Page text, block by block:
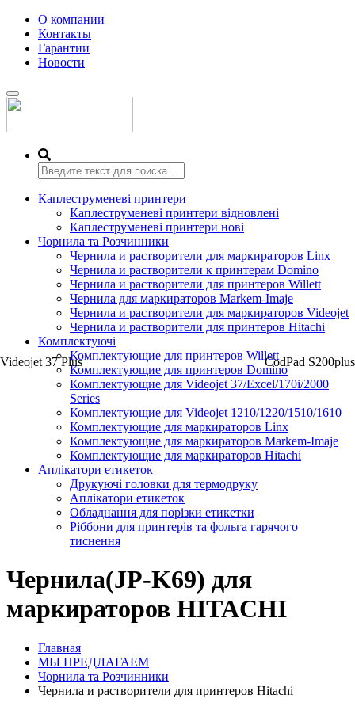
О компании
Контакты
Гарантии
Новости
Переключить
навигацию
Каплеструменеві принтери
Каплеструменеві принтери відновлені
Каплеструменеві принтери нові
Чорнила та Розчинники
Чернила и растворители для маркираторов Linx
Чернила и растворители к принтерам Domino
Чернила и растворители для принтеров Willett
Чернила для маркираторов Markem-Imaje
Чернила и растворители для маркираторов Videojet
Чернила и растворители для принтеров Hitachi
Комплектуючі
Комплектующие для принтеров Willett
Комплектующие для принтеров Domino
Комплектующие для Videojet 37/Excel/170i/2000
Series
Комплектующие для Videojet 1210/1220/1510/1610
Комплектующие для маркираторов Linx
Комплектующие для маркираторов Markem-Imaje
Комплектующие для маркираторов Hitachi
Аплікатори етикеток
Друкуючі головки для термодруку
Аплікатори етикеток
Обладнання для порізки етикетки
Ріббони для принтерів та фольга гарячого
тиснення
Чернила(JP-K69) для
маркираторов HITACHI
Главная
МЫ ПРЕДЛАГАЕМ
Чорнила та Розчинники
Чернила и растворители для принтеров Hitachi
Videojet 37 Plus CodPad S200plus